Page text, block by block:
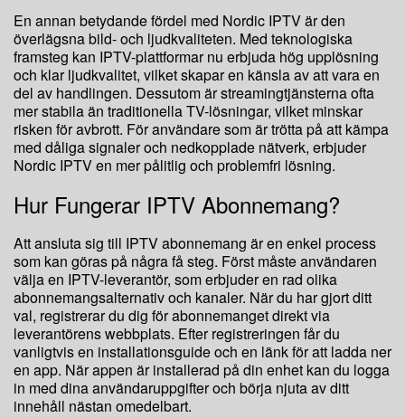
En annan betydande fördel med Nordic IPTV är den
överlägsna bild- och ljudkvaliteten. Med teknologiska
framsteg kan IPTV-plattformar nu erbjuda hög upplösning
och klar ljudkvalitet, vilket skapar en känsla av att vara en
del av handlingen. Dessutom är streamingtjänsterna ofta
mer stabila än traditionella TV-lösningar, vilket minskar
risken för avbrott. För användare som är trötta på att kämpa
med dåliga signaler och nedkopplade nätverk, erbjuder
Nordic IPTV en mer pålitlig och problemfri lösning.
Hur Fungerar IPTV Abonnemang?
Att ansluta sig till IPTV abonnemang är en enkel process
som kan göras på några få steg. Först måste användaren
välja en IPTV-leverantör, som erbjuder en rad olika
abonnemangsalternativ och kanaler. När du har gjort ditt
val, registrerar du dig för abonnemanget direkt via
leverantörens webbplats. Efter registreringen får du
vanligtvis en installationsguide och en länk för att ladda ner
en app. När appen är installerad på din enhet kan du logga
in med dina användaruppgifter och börja njuta av ditt
innehåll nästan omedelbart.